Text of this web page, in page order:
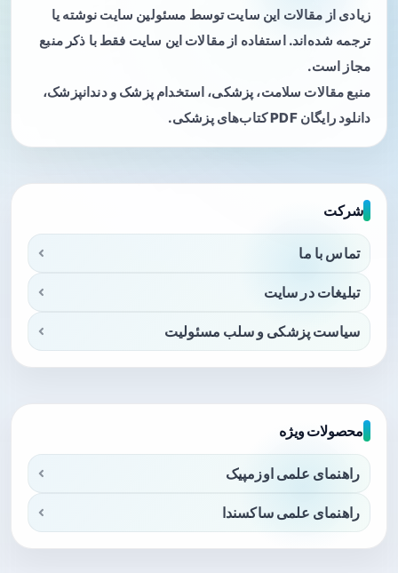
زیادی از مقالات این سایت توسط مسئولین سایت نوشته یا
ترجمه شده‌اند. استفاده از مقالات این سایت فقط با ذکر منبع
مجاز است.
منبع مقالات سلامت، پزشکی، استخدام پزشک و دندانپزشک،
دانلود رایگان PDF کتاب‌های پزشکی.
شرکت
تماس با ما
تبلیغات در سایت
سیاست پزشکی و سلب مسئولیت
محصولات ویژه
راهنمای علمی اوزمپیک
راهنمای علمی ساکسندا